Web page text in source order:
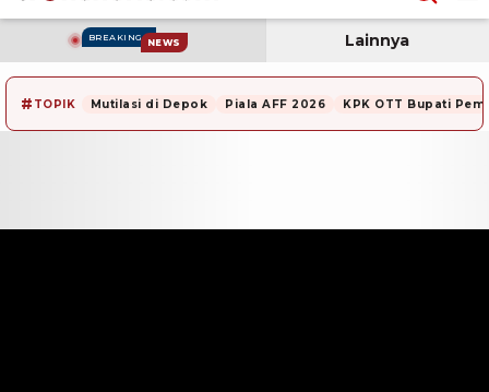
BREAKING NEWS Lainnya
# TOPIK Mutilasi di Depok Piala AFF 2026 KPK OTT Bupati